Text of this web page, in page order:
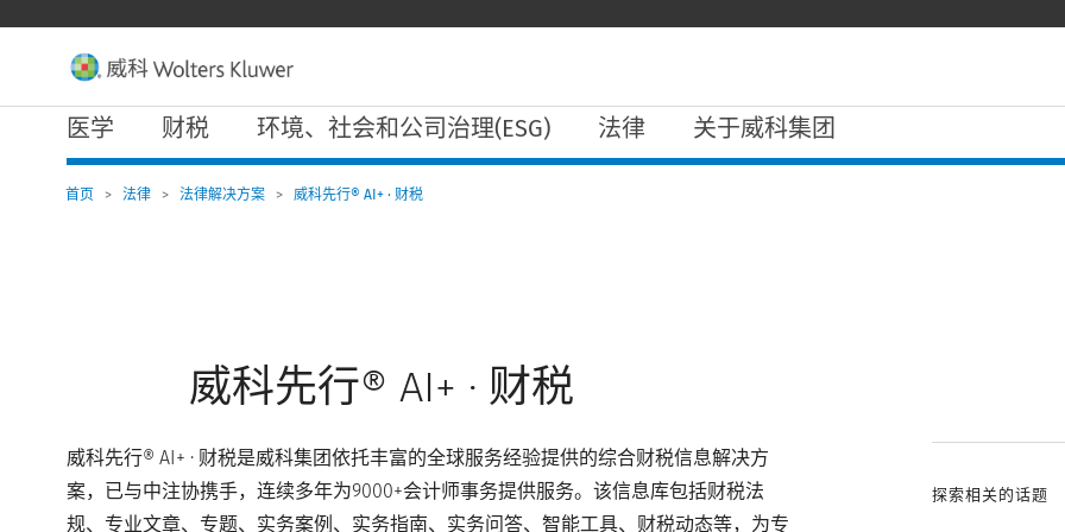
o
主
导
航
医学 财税 环境、社会和公司治理(ESG) 法律 关于威科集团
首页 > 法律 > 法律解决方案 > 威科先行® AI+ · 财税
威科先行® AI+ · 财税
威科先行® AI+ · 财税是威科集团依托丰富的全球服务经验提供的综合财税信息解决方
案，已与中注协携手，连续多年为9000+会计师事务提供服务。该信息库包括财税法
规、专业文章、专题、实务案例、实务指南、实务问答、智能工具、财税动态等，为专
探索相关的话题